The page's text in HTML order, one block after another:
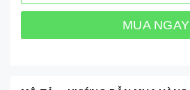
MUA NGAY